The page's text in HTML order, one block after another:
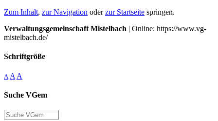
Zum Inhalt, zur Navigation oderzur Startseite springen.
Verwaltungsgemeinschaft Mistelbach | Online: https://www.vg-
mistelbach.de/
Schriftgröße
A A A
Suche VGem